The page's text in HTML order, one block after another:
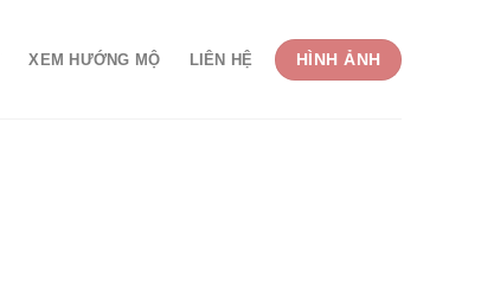
XEM HƯỚNG MỘ LIÊN HỆ HÌNH ẢNH